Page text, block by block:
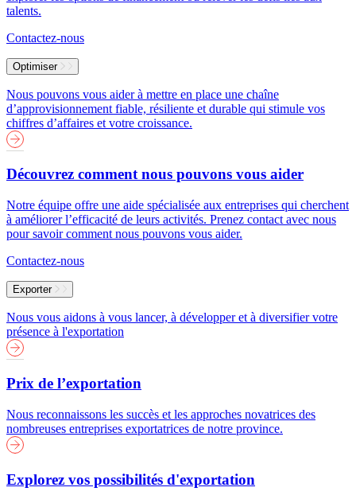
talents.
Contactez-nous
Optimiser
Nous pouvons vous aider à mettre en place une chaîne
d’approvisionnement fiable, résiliente et durable qui stimule vos
chiffres d’affaires et votre croissance.
Découvrez comment nous pouvons vous aider
Notre équipe offre une aide spécialisée aux entreprises qui cherchent
à améliorer l’efficacité de leurs activités. Prenez contact avec nous
pour savoir comment nous pouvons vous aider.
Contactez-nous
Exporter
Nous vous aidons à vous lancer, à développer et à diversifier votre
présence à l'exportation
Prix de l’exportation
Nous reconnaissons les succès et les approches novatrices des
nombreuses entreprises exportatrices de notre province.
Explorez vos possibilités d'exportation